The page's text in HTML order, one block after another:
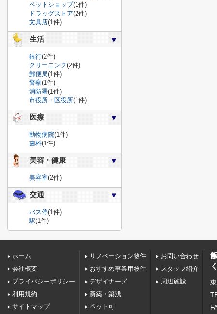
ペットショップ(1件)
ドラッグストア(2件)
文具店(1件)
生活
銀行(2件)
クリーニング(2件)
郵便局(1件)
警察(1件)
消防署(1件)
市役所・区役所(1件)
医療
動物病院(1件)
歯科(1件)
美容・健康
美容室(2件)
交通
バス停(1件)
駅(1件)
ホーム
会社概要
プライバシーポリシー
利用規約
サイトマップ
リノベーション物件
おすすめ事業用物件
デザイナーズ
新築・築浅
ペット可
お問い合わせ
スタッフ紹介
周辺施設